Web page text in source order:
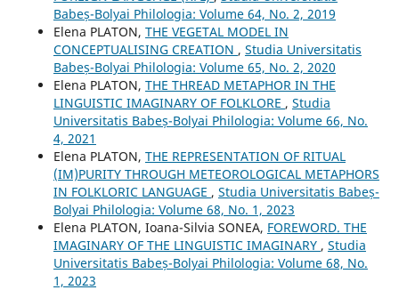
Babeș-Bolyai Philologia: Volume 64, No. 2, 2019
Elena PLATON, THE VEGETAL MODEL IN
CONCEPTUALISING CREATION , Studia Universitatis
Babeș-Bolyai Philologia: Volume 65, No. 2, 2020
Elena PLATON, THE THREAD METAPHOR IN THE
LINGUISTIC IMAGINARY OF FOLKLORE , Studia
Universitatis Babeș-Bolyai Philologia: Volume 66, No.
4, 2021
Elena PLATON, THE REPRESENTATION OF RITUAL
(IM)PURITY THROUGH METEOROLOGICAL METAPHORS
IN FOLKLORIC LANGUAGE , Studia Universitatis Babeș-
Bolyai Philologia: Volume 68, No. 1, 2023
Elena PLATON, Ioana-Silvia SONEA, FOREWORD. THE
IMAGINARY OF THE LINGUISTIC IMAGINARY , Studia
Universitatis Babeș-Bolyai Philologia: Volume 68, No.
1, 2023